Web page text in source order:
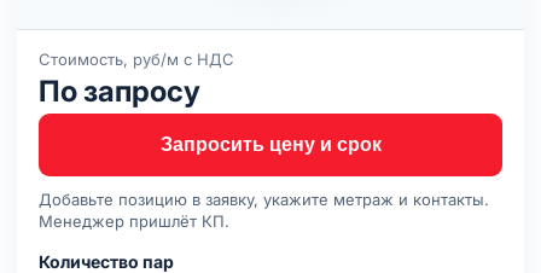
Стоимость, руб/м с НДС
По запросу
Запросить цену и срок
Добавьте позицию в заявку, укажите метраж и контакты.
Менеджер пришлёт КП.
Количество пар